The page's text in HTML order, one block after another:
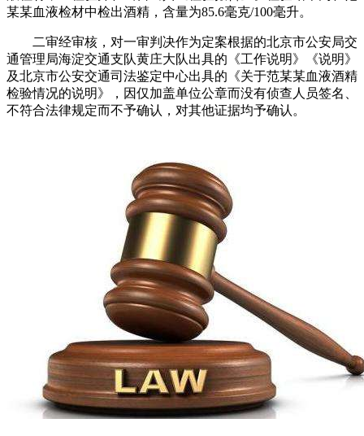
某某血液检材中检出酒精，含量为85.6毫克/100毫升。
二审经审核，对一审判决作为定案根据的北京市公安局交
通管理局海淀交通支队黄庄大队出具的《工作说明》《说明》
及北京市公安交通司法鉴定中心出具的《关于范某某血液酒精
检验情况的说明》，因仅加盖单位公章而没有侦查人员签名、
不符合法律规定而不予确认，对其他证据均予确认。